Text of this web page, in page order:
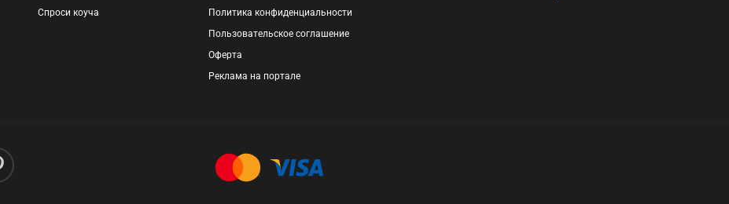
Спроси коуча
Политика конфиденциальности
Пользовательское соглашение
Оферта
Реклама на портале